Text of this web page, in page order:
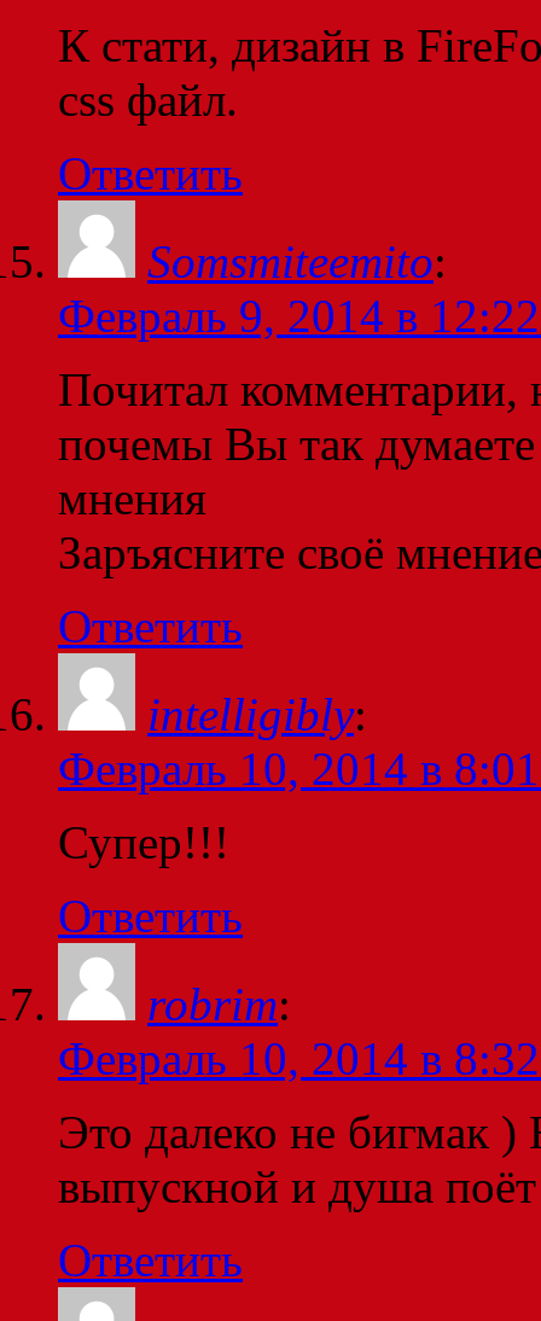
К стати, дизайн в
css файл.
Ответить
Somsmiteemito:
Февраль 9, 2014 в
Почитал комментарии,
почемы Вы так
мнения
Заръясните своё
Ответить
intelligibly:
Февраль 10, 2014 в
Супер!!!
Ответить
robrim:
Февраль 10, 2014 в
Это далеко не бигмак
выпускной и душа
Ответить